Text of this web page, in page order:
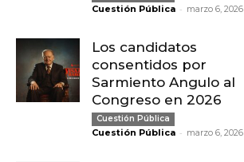
Cuestión Pública - marzo 6, 2026
Los candidatos
consentidos por
Sarmiento Angulo al
Congreso en 2026
Cuestión Pública
Cuestión Pública - marzo 6, 2026